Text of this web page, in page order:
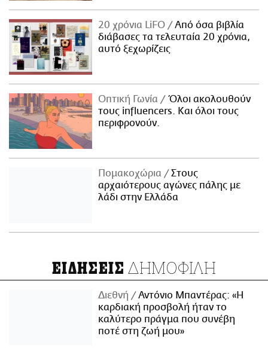
20 χρόνια LiFO
Από όσα βιβλία
διάβασες τα τελευταία 20 χρόνια,
αυτό ξεχωρίζεις
Οπτική Γωνία
Όλοι ακολουθούν
τους influencers. Και όλοι τους
περιφρονούν.
Πομακοχώρια
Στους
αρχαιότερους αγώνες πάλης με
λάδι στην Ελλάδα
ΕΙΔΗΣΕΙΣ ΔΗΜΟΦΙΛΗ
Διεθνή
Αντόνιο Μπαντέρας: «Η
καρδιακή προσβολή ήταν το
καλύτερο πράγμα που συνέβη
ποτέ στη ζωή μου»